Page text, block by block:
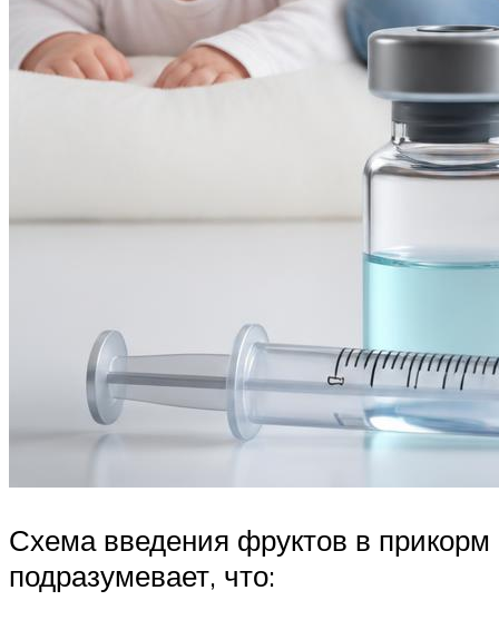
Схема введения фруктов в прикорм
подразумевает, что: